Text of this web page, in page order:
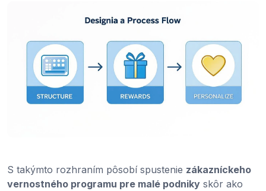
S takýmto rozhraním pôsobí spustenie zákazníckeho
vernostného programu pre malé podniky skôr ako